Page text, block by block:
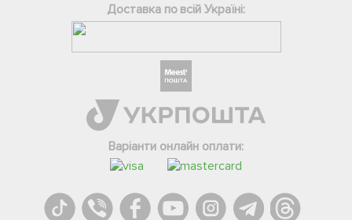
Доставка по всій Україні:
Варіанти онлайн оплати:
Телеграм
Вайбер
Онлайн чат